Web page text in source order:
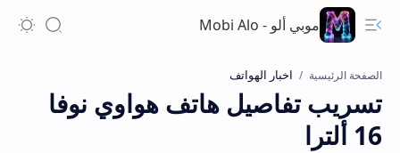
موبي ألو - Mobi Alo
الصفحة الرئيسية اخبار الهواتف
تسريب تفاصيل هاتف هواوي نوفا
16 ألترا